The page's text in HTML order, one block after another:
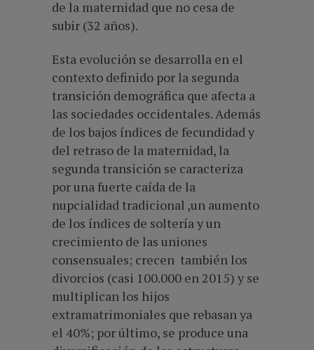
de la maternidad que no cesa de
subir (32 años).
Esta evolución se desarrolla en el
contexto definido por la segunda
transición demográfica que afecta a
las sociedades occidentales. Además
de los bajos índices de fecundidad y
del retraso de la maternidad, la
segunda transición se caracteriza
por una fuerte caída de la
nupcialidad tradicional ,un aumento
de los índices de soltería y un
crecimiento de las uniones
consensuales; crecen también los
divorcios (casi 100.000 en 2015) y se
multiplican los hijos
extramatrimoniales que rebasan ya
el 40%; por último, se produce una